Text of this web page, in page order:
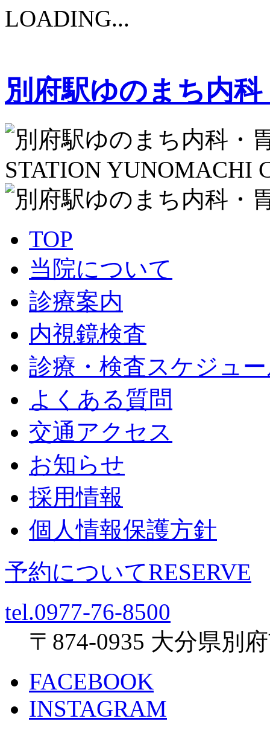
LOADING...
別府駅ゆのまち内
STATION YUNOMACHI
TOP
当院について
診療案内
内視鏡検査
診療・検査スケジュ
よくある質問
交通アクセス
お知らせ
採用情報
個人情報保護方針
予約についてRESERVE
tel.0977-76-8500
〒874-0935 大分県別
FACEBOOK
INSTAGRAM